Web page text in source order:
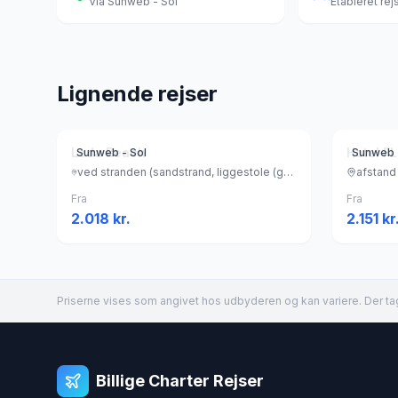
Lignende rejser
Sunweb - Sol
Leda Beach
ved stranden (sandstrand, liggestole (gratis) , parasol (gratis) ), Tyrkiet
Fra
2.018 kr.
Sunweb
Hotel
Fra
2.151 kr.
Priserne vises som angivet hos udbyderen og kan variere. Der
Billige Charter Rejser